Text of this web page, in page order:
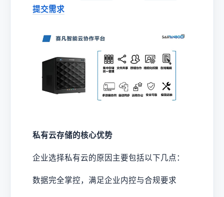
提交需求
私有云存储的核心优势
企业选择私有云的原因主要包括以下几点：
数据完全掌控，满足企业内控与合规要求